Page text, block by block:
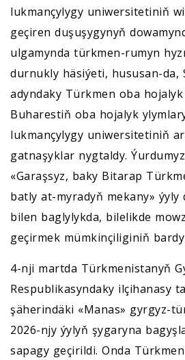
lukmançylygy uniwersitetiniň
geçiren duşuşygynyň
ulgamynda türkmen-rumyn
durnukly häsiýeti, hususan-da,
adyndaky Türkmen oba
Buharestiň oba hojalyk
lukmançylygy uniwersitetiniň
gatnaşyklar nygtaldy.
«Garaşsyz, baky Bitarap
batly at-myradyň mekany»
bilen baglylykda, bilelikde
geçirmek mümkinçiliginiň
4-nji martda Türkmenistanyň
Respublikasyndaky ilçihanasy
şäherindäki «Manas» gyrgyz-
2026-njy ýylyň şygaryna
sapagy geçirildi. Onda